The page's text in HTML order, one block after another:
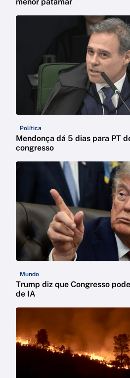
menor patamar
Política
Mendonça dá 5 dias para PT
congresso
Mundo
Trump diz que Congresso
de IA